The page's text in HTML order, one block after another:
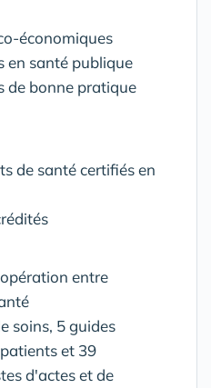
économiques
en santé publique
de bonne pratique
de santé certifiés en
entre
soins, 5 guides
et 39
d'actes et de